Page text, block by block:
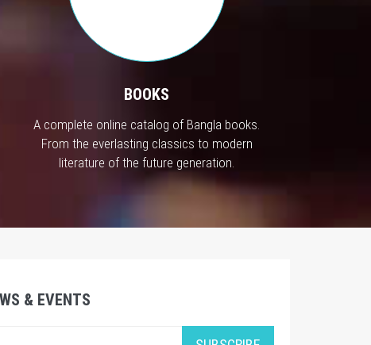
BOOKS
A complete online catalog of Bangla books.
From the everlasting classics to modern
literature of the future generation.
& EVENTS